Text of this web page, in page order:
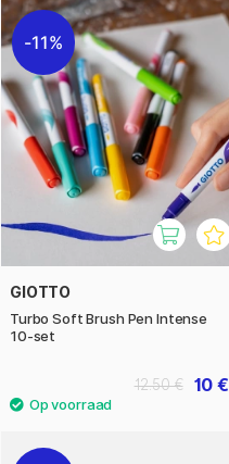
11%
GIOTTO
Turbo Soft Brush Pen Intense
10-set
10 €
12.50 €